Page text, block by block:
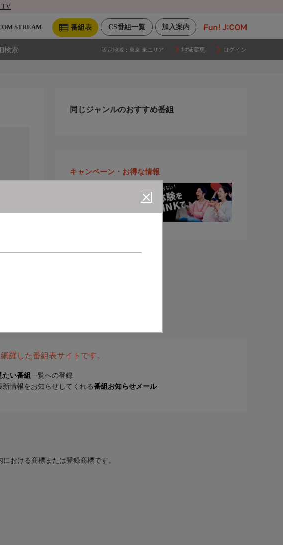
TV
加入案内
CS番組一覧
番組表
STREAM
検索 設定地域： 東京 東エリア 地域変更 ログイン
同じジャンルのおすすめ番組
キャンペーン・お得な情報
羅した番組表サイトです。
たい番組 一覧への登録
新情報をお知らせしてくれる番組お知らせメール
おける商標または登録商標です。